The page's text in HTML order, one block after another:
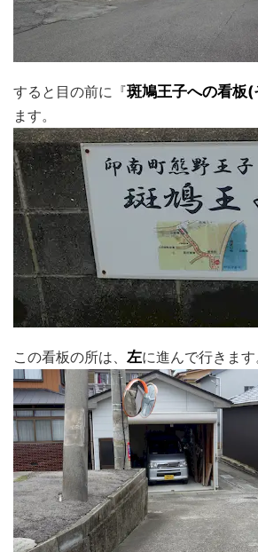
すると目の前に『斑鳩王子への看板(
ます。
この看板の所は、 左に進んで行きます